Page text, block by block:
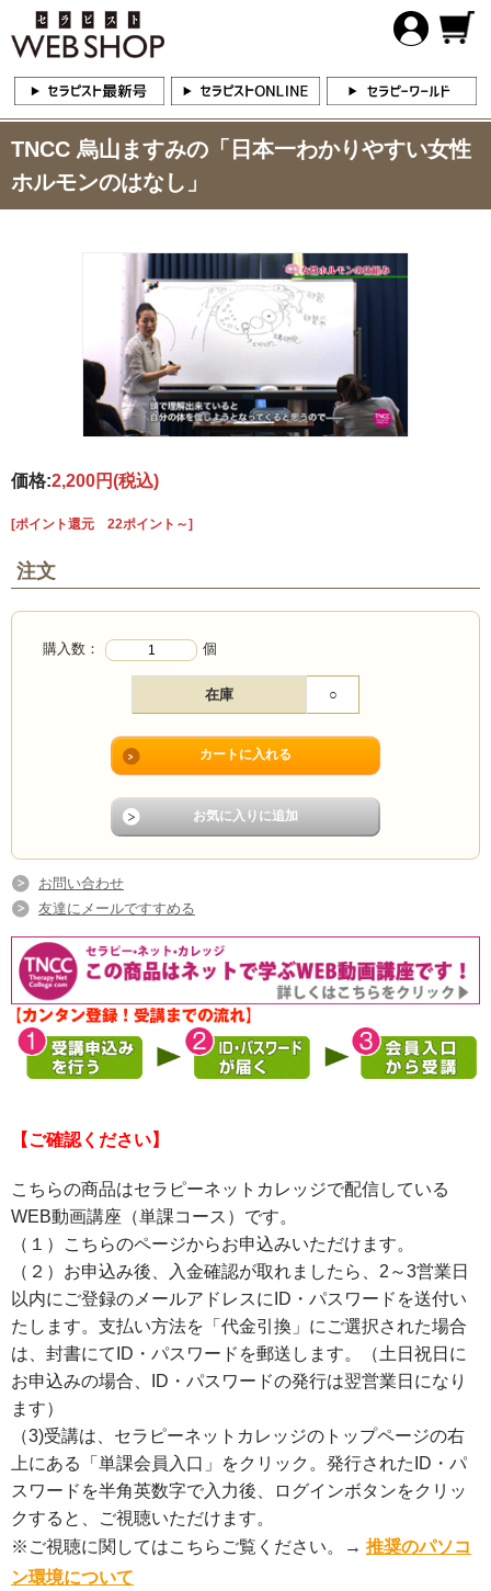
TNCC 烏山ますみの「日本一わかりやすい女性
ホルモンのはなし」
価格:2,200円(税込)
[ポイント還元 22ポイント～]
注文
購入数： 個
在庫 ○
お問い合わせ
友達にメールですすめる
【ご確認ください】
こちらの商品はセラピーネットカレッジで配信している
WEB動画講座（単課コース）です。
（１）こちらのページからお申込みいただけます。
（２）お申込み後、入金確認が取れましたら、2～3営業日
以内にご登録のメールアドレスにID・パスワードを送付い
たします。支払い方法を「代金引換」にご選択された場合
は、封書にてID・パスワードを郵送します。（土日祝日に
お申込みの場合、ID・パスワードの発行は翌営業日になり
ます）
（3)受講は、セラピーネットカレッジのトップページの右
上にある「単課会員入口」をクリック。発行されたID・パ
スワードを半角英数字で入力後、ログインボタンをクリッ
クすると、ご視聴いただけます。
※ご視聴に関してはこちらご覧ください。→ 推奨のパソコ
ン環境について